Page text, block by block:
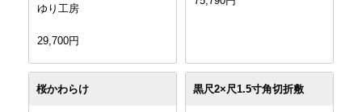
ゆり工房
29,700円
桜かわらけ 黒尺2×尺1.5寸角切折敷